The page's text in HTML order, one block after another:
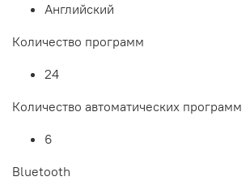
Английский
Количество программ
24
Количество автоматических программ
6
Bluetooth